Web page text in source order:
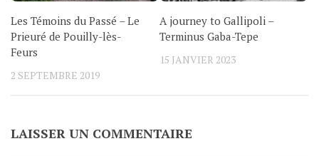
Les Témoins du Passé – Le
Prieuré de Pouilly-lès-
Feurs
2 SEPTEMBRE 2019
A journey to Gallipoli –
Terminus Gaba-Tepe
15 JANVIER 2023
LAISSER UN COMMENTAIRE